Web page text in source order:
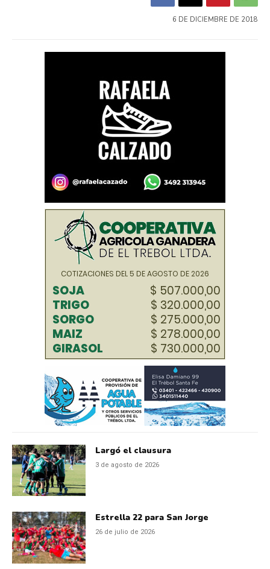
6 DE DICIEMBRE DE 2018
Largó el clausura
3 de agosto de 2026
Estrella 22 para San Jorge
26 de julio de 2026